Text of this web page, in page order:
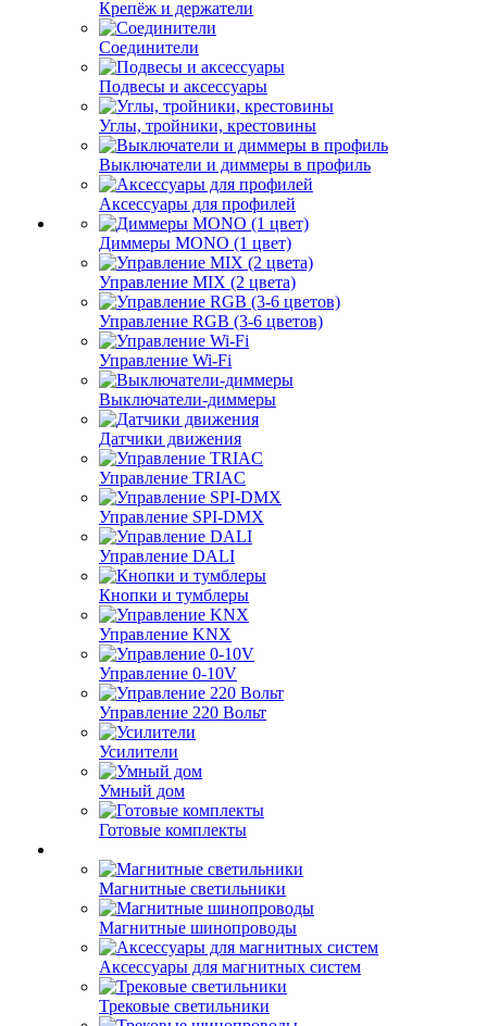
Крепёж и держатели
Соединители
Подвесы и аксессуары
Углы, тройники, крестовины
Выключатели и диммеры в профиль
Аксессуары для профилей
Диммеры MONO (1 цвет)
Управление MIX (2 цвета)
Управление RGB (3-6 цветов)
Управление Wi-Fi
Выключатели-диммеры
Датчики движения
Управление TRIAC
Управление SPI-DMX
Управление DALI
Кнопки и тумблеры
Управление KNX
Управление 0-10V
Управление 220 Вольт
Усилители
Умный дом
Готовые комплекты
Магнитные светильники
Магнитные шинопроводы
Аксессуары для магнитных систем
Трековые светильники